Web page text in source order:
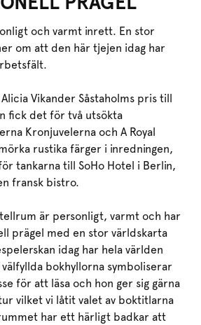
och varmt inrett. En stor
om att den här tjejen idag har
Vikander Såstaholms pris till
fick det för två utsökta
Kronjuvelerna och A Royal
rustika färger i inredningen,
tankarna till SoHo Hotel i Berlin,
fransk bistro.
är personligt, varmt och har
prägel med en stor världskarta
idag har hela världen
bokhyllorna symboliserar
för att läsa och hon ger sig gärna
vilket vi låtit valet av boktitlarna
har ett härligt badkar att